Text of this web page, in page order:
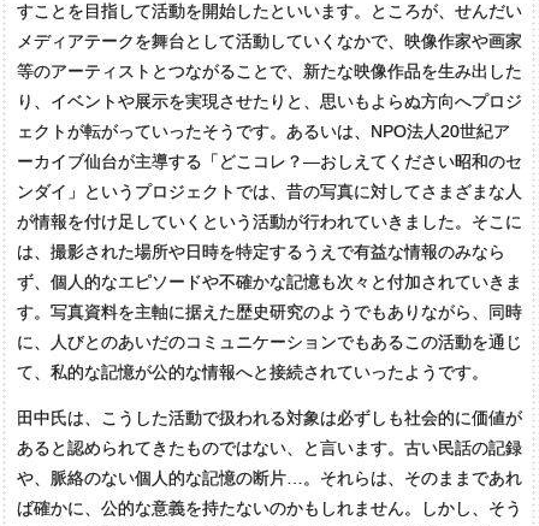
すことを目指して活動を開始したといいます。ところが、せんだい
メディアテークを舞台として活動していくなかで、映像作家や画家
等のアーティストとつながることで、新たな映像作品を生み出した
り、イベントや展示を実現させたりと、思いもよらぬ方向へプロジ
ェクトが転がっていったそうです。あるいは、NPO法人20世紀ア
ーカイブ仙台が主導する「どこコレ？―おしえてください昭和のセ
ンダイ」というプロジェクトでは、昔の写真に対してさまざまな人
が情報を付け足していくという活動が行われていきました。そこに
は、撮影された場所や日時を特定するうえで有益な情報のみなら
ず、個人的なエピソードや不確かな記憶も次々と付加されていきま
す。写真資料を主軸に据えた歴史研究のようでもありながら、同時
に、人びとのあいだのコミュニケーションでもあるこの活動を通じ
て、私的な記憶が公的な情報へと接続されていったようです。
田中氏は、こうした活動で扱われる対象は必ずしも社会的に価値が
あると認められてきたものではない、と言います。古い民話の記録
や、脈絡のない個人的な記憶の断片…。それらは、そのままであれ
ば確かに、公的な意義を持たないのかもしれません。しかし、そう